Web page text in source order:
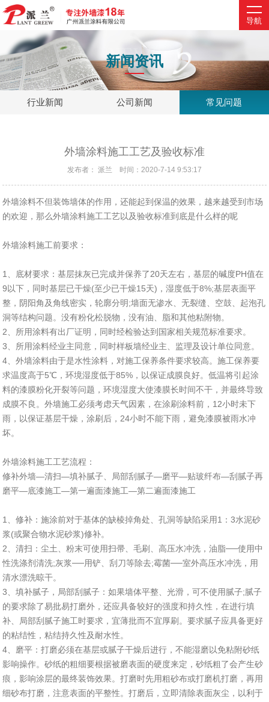
导航
NEWS
新闻资讯
行业新闻 公司新闻 常见问题
外墙涂料施工工艺及验收标准
发布者： 派兰 时间：2020-7-14 9:53:17
外墙涂料不但装饰墙体的作用，还能起到保温的效果，越来越受到市场
的欢迎，那么外墙涂料施工工艺以及验收标准到底是什么样的呢
外墙涂料施工前要求：
1、底材要求：基层抹灰已完成并保养了20天左右，基层的碱度PH值在
9以下，同时基层已干燥(至少已干燥15天)，湿度低于8%;基层表面平
整，阴阳角及角线密实，轮廓分明;墙面无渗水、无裂缝、空鼓、起泡孔
洞等结构问题。没有粉化松脱物，没有油、脂和其他粘附物。
2、所用涂料有出厂证明，同时经检验达到国家相关规范标准要求。
3、所用涂料经业主同意，同时样板墙经业主、监理及设计单位同意。
4、外墙涂料由于是水性涂料，对施工保养条件要求较高。施工保养要
求温度高于5℃，环境湿度低于85%，以保证成膜良好。低温将引起涂
料的漆膜粉化开裂等问题，环境湿度大使漆膜长时间不干，并最终导致
成膜不良。外墙施工必须考虑天气因素，在涂刷涂料前，12小时未下
雨，以保证基层干燥，涂刷后，24小时不能下雨，避免漆膜被雨水冲
坏。
外墙涂料施工工艺流程：
修补外墙—清扫—填补腻子、局部刮腻子—磨平—贴玻纤布—刮腻子再
磨平—底漆施工—第一遍面漆施工—第二遍面漆施工
1、修补：施涂前对于基体的缺棱掉角处、孔洞等缺陷采用1：3水泥砂
浆(或聚合物水泥砂浆)修补。
2、清扫：尘土、粉末可使用扫帚、毛刷、高压水冲洗，油脂──使用中
性洗涤剂清洗;灰浆──用铲、刮刀等除去;霉菌──室外高压水冲洗，用
清水漂洗晾干。
3、填补腻子，局部刮腻子：如果墙体平整、光滑，可不使用腻子;腻子
的要求除了易批易打磨外，还应具备较好的强度和持久性，在进行填
补、局部刮腻子施工时要求，宜薄批而不宜厚刷。要求腻子应具备更好
的粘结性，粘结持久性及耐水性。
4、磨平：打磨必须在基层或腻子干燥后进行，不能湿磨以免粘附砂纸
影响操作。砂纸的粗细要根据被磨表面的硬度来定，砂纸粗了会产生砂
痕，影响涂层的最终装饰效果。打磨时先用粗砂布或打磨机打磨，再用
细砂布打磨，注意表面的平整性。打磨后，立即清除表面灰尘，以利于